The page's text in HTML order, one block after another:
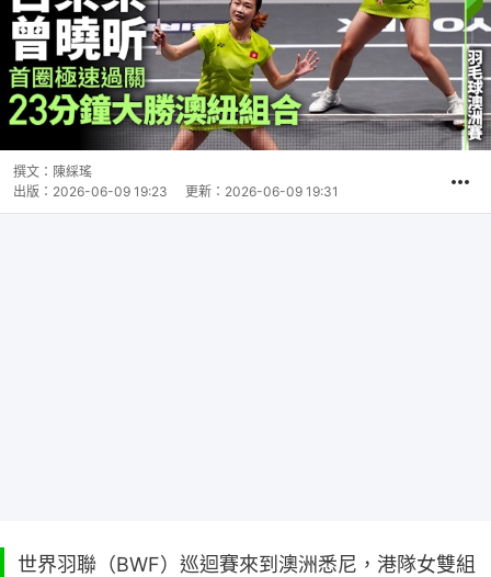
撰文： 陳綵瑤
出版： 2026-06-09 19:23 更新： 2026-06-09 19:31
世界羽聯（BWF）巡迴賽來到澳洲悉尼，港隊女雙組